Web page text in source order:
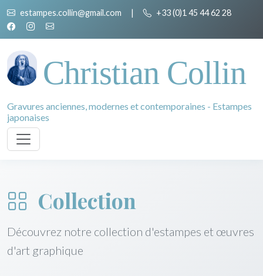
estampes.collin@gmail.com | +33 (0)1 45 44 62 28
Christian Collin
Gravures anciennes, modernes et contemporaines - Estampes
japonaises
Collection
Découvrez notre collection d'estampes et œuvres
d'art graphique